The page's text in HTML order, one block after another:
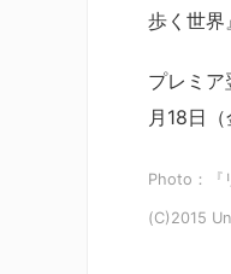
歩く世界
プレミ
月18日
Photo：『
(C)2015